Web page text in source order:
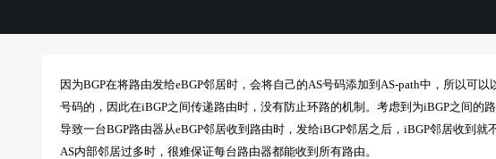
因为BGP在将路由发给eBGP邻居时，会将自己的AS号码添加到AS-path中，所以可
号码的，因此在iBGP之间传递路由时，没有防止环路的机制。考虑到为iBGP之间的
导致一台BGP路由器从eBGP邻居收到路由时，发给iBGP邻居之后，iBGP邻居收到
AS内部邻居过多时，很难保证每台路由器都能收到所有路由。